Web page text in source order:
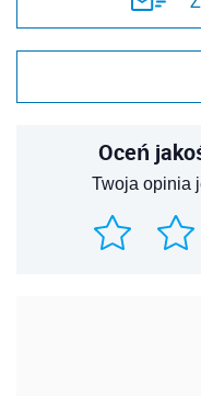
Oceń
Twoja opinia